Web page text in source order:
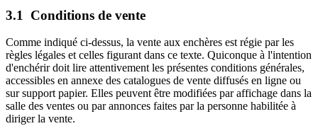
3.1 Conditions de vente
Comme indiqué ci-dessus, la vente aux enchères est régie par les
règles légales et celles figurant dans ce texte. Quiconque à l'intention
d'enchérir doit lire attentivement les présentes conditions générales,
accessibles en annexe des catalogues de vente diffusés en ligne ou
sur support papier. Elles peuvent être modifiées par affichage dans la
salle des ventes ou par annonces faites par la personne habilitée à
diriger la vente.